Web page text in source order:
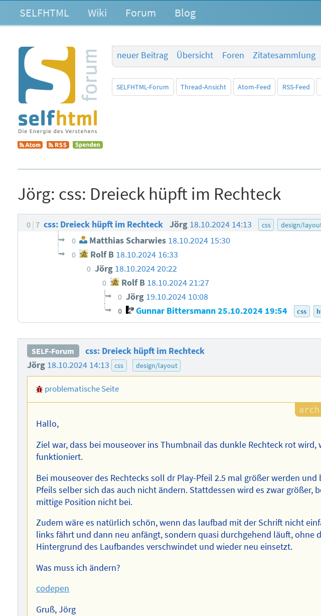
SELFHTML Wiki Forum Blog
neuer Beitrag
Übersicht Foren Zitatesammlung
SELFHTML-Forum Thread-Ansicht Atom-Feed RSS-Feed
Jörg: css: Dreieck hüpft im Rechteck
0 7 css: Dreieck hüpft im Rechteck Jörg 18.10.2024 14:13 css design/
0 Matthias Scharwies 18.10.2024 15:30
0 Rolf B 18.10.2024 16:33
0 Jörg 18.10.2024 20:22
0 Rolf B 18.10.2024 21:27
0 Jörg 19.10.2024 10:08
0 Gunnar Bittersmann25.10.2024 19:54 css
SELF-Forum
css: Dreieck hüpft im Rechteck
Jörg 18.10.2024 14:13 css design/layout
problematische Seite
Hallo,
Ziel war, dass bei mouseover ins Thumbnail das dunkle Rechteck rot wird,
funktioniert.
Bei mouseover des Rechtecks soll dr Play-Pfeil 2.5 mal größer werden und
Pfeils selber sich das auch nicht ändern. Stattdessen wird es zwar größer,
mittige Position nicht bei.
Zudem wäre es natürlich schön, wenn das laufbad mit der Schrift nicht
links fährt und dann neu anfängt, sondern quasi durchgehend läuft, ohne
Hintergrund des Laufbandes verschwindet und wieder neu einsetzt.
Was muss ich ändern?
codepen
Gruß, Jörg